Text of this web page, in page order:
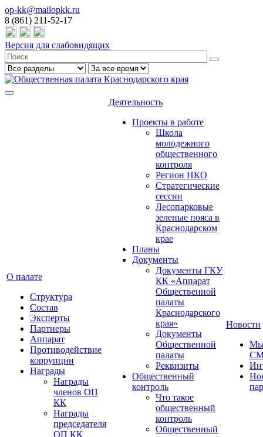
op-kk@mailopkk.ru
8 (861) 211-52-17
Версия для слабовидящих
О палате
Структура
Состав
Эксперты
Партнеры
Аппарат
Противодействие
коррупции
Награды
Награды
членов ОП
КК
Награды
председателя
ОП КК
Деятельность
Проекты в работе
Школа
молодежного
общественного
контроля
Регион НКО
Стратегические
сессии
Лесопарковые
зеленые пояса в
Краснодарском
крае
Планы
Документы
Документы ГКУ
КК «Аппарат
Общественной
палаты
Краснодарского
края»
Документы
Общественной
палаты
Реквизиты
Общественный
контроль
Что такое
общественный
контроль
Общественный
Новости